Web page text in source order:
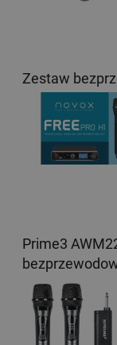
Zestaw
Prime3